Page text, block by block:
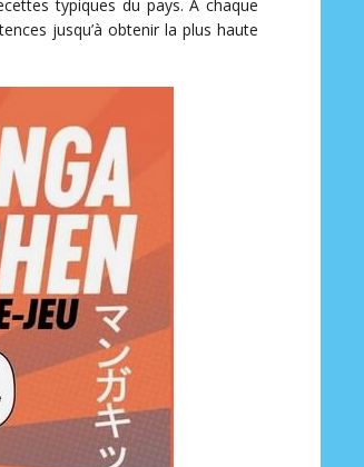
typiques du pays. A chaque
jusqu’à obtenir la plus haute